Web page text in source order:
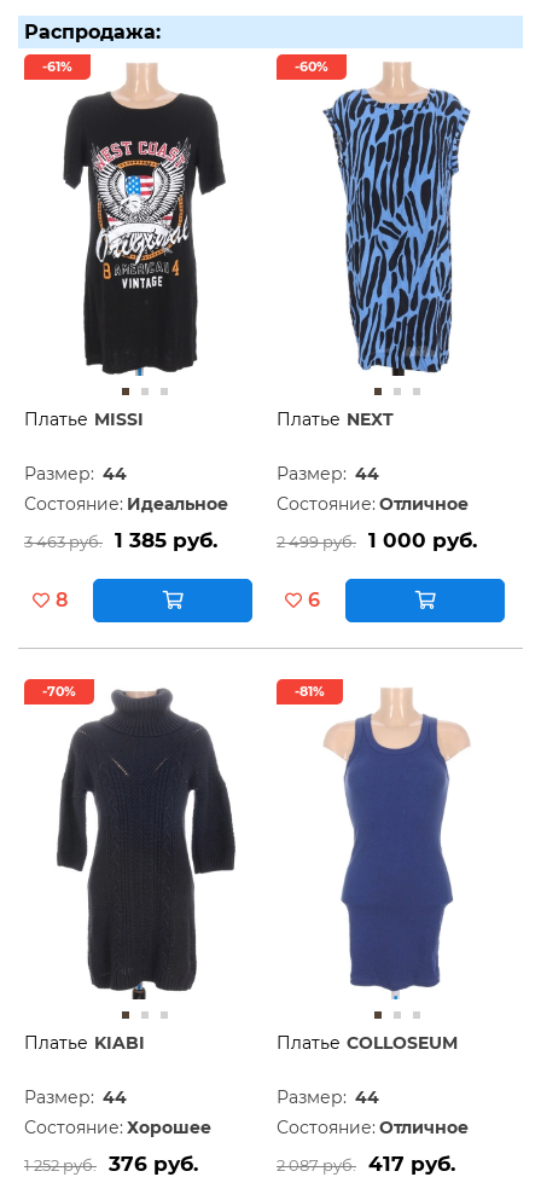
Распродажа:
-61%
Платье MISSI
Размер: 44
Состояние: Идеальное
3 463 руб. 1 385 руб.
8
-60%
Платье NEXT
Размер: 44
Состояние: Отличное
2 499 руб. 1 000 руб.
6
-70%
Платье KIABI
Размер: 44
Состояние: Хорошее
1 252 руб. 376 руб.
-81%
Платье COLLOSEUM
Размер: 44
Состояние: Отличное
2 087 руб. 417 руб.